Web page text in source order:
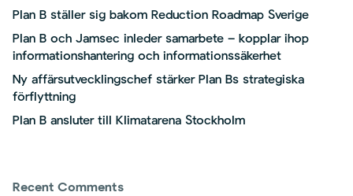
Plan B ställer sig bakom Reduction Roadmap Sverige
Plan B och Jamsec inleder samarbete – kopplar ihop
informationshantering och informationssäkerhet
Ny affärsutvecklingschef stärker Plan Bs strategiska
förflyttning
Plan B ansluter till Klimatarena Stockholm
Recent Comments